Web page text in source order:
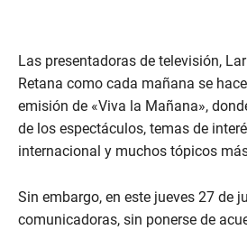
Las presentadoras de televisión,
Retana como cada mañana se
emisión de «Viva la Mañana»,
de los espectáculos, temas de
internacional y muchos tópicos
Sin embargo, en este jueves 27 de
comunicadoras, sin ponerse de